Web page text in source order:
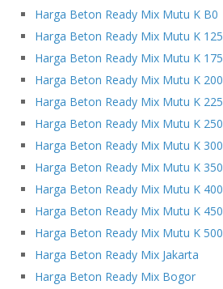
Harga Beton Ready Mix Mutu K B0
Harga Beton Ready Mix Mutu K 125
Harga Beton Ready Mix Mutu K 175
Harga Beton Ready Mix Mutu K 200
Harga Beton Ready Mix Mutu K 225
Harga Beton Ready Mix Mutu K 250
Harga Beton Ready Mix Mutu K 300
Harga Beton Ready Mix Mutu K 350
Harga Beton Ready Mix Mutu K 400
Harga Beton Ready Mix Mutu K 450
Harga Beton Ready Mix Mutu K 500
Harga Beton Ready Mix Jakarta
Harga Beton Ready Mix Bogor